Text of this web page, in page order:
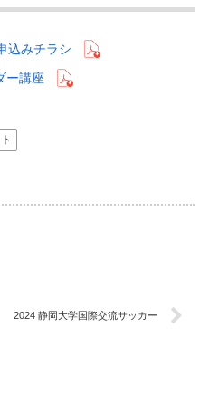
込みチラシ
ー講座
2024 静岡大学国際交流サッカー